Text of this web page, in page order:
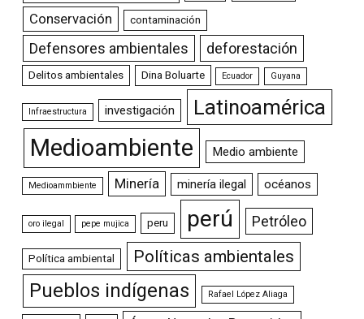
Conservación contaminación
Defensores ambientales deforestación
Delitos ambientales Dina Boluarte Ecuador Guyana
Infraestructura investigación Latinoamérica
Medioambiente Medio ambiente
Medioammbiente Minería minería ilegal océanos
oro ilegal pepe mujica peru perú Petróleo
Política ambiental Políticas ambientales
Pueblos indígenas Rafael López Aliaga